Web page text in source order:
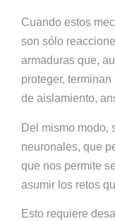
Cuando estos
son sólo
armaduras que,
proteger,
de aislamiento,
Del mismo modo,
neuronales, que
que nos permite
asumir los retos
Esto requiere